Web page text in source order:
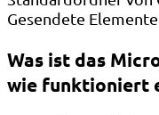
Gesendete
Was ist das
wie funktioniert